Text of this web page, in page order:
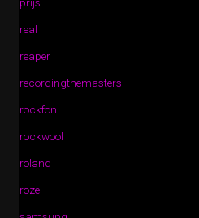
real
reaper
recordingthemasters
rockfon
rockwool
roland
roze